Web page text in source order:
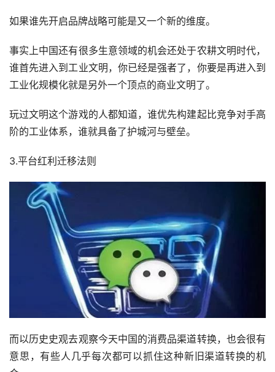
如果谁先开启品牌战略可能是又一个新的维度。
事实上中国还有很多生意领域的机会还处于农耕文明时代，
谁首先进入到工业文明，你已经是强者了，你要是再进入到
工业化规模化就是另外一个顶点的商业文明了。
玩过文明这个游戏的人都知道，谁优先构建起比竞争对手高
阶的工业体系，谁就具备了护城河与壁垒。
3.平台红利迁移法则
而以历史史观去观察今天中国的消费品渠道转换，也会很有
意思，有些人几乎每次都可以抓住这种新旧渠道转换的机